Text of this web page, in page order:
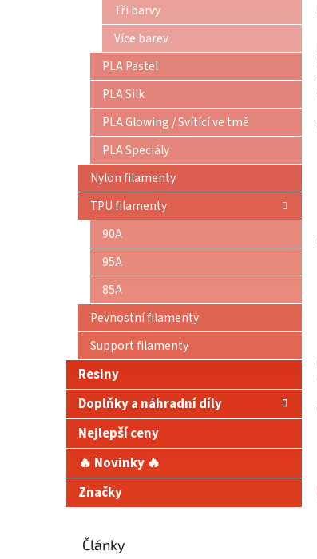
Tři barvy
Více barev
PLA Pastel
PLA Silk
PLA Glowing / Svítící ve tmě
PLA Speciály
Nylon filamenty
TPU filamenty
90A
95A
85A
Pevnostní filamenty
Support filamenty
Resiny
Doplňky a náhradní díly
Nejlepší ceny
🔥 Novinky 🔥
Značky
Články